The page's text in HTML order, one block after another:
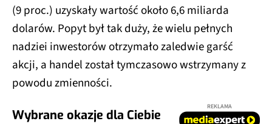
(9 proc.) uzyskały wartość około 6,6 miliarda
dolarów. Popyt był tak duży, że wielu pełnych
nadziei inwestorów otrzymało zaledwie garść
akcji, a handel został tymczasowo wstrzymany z
powodu zmienności.
Wybrane okazje dla Ciebie
REKLAMA